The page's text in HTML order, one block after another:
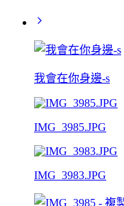
我會在你身邊-s
IMG_3985.JPG
IMG_3983.JPG